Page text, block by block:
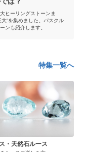
ヒーリングストーンま
”を集めました。パスクル
ンも紹介します。
特集一覧へ
・天然石ルース